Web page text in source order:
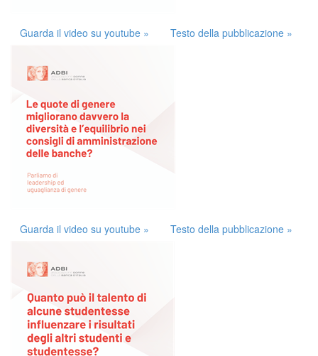
Guarda il video su youtube » Testo della pubblicazione »
Guarda il video su youtube » Testo della pubblicazione »